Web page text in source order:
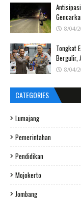
8/04/
Tongkat
Bergulir,
8/04/
CATEGORIES
Lumajang
Pemerintahan
Pendidikan
Mojokerto
Jombang